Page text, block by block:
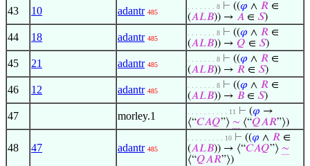
43 10 adantr 485
. . . . . . . 8 ⊢ ((𝜑 ∧ 𝑅 ∈
(𝐴𝐿𝐵)) → 𝐴 ∈ 𝑆)
44 18 adantr 485
. . . . . . . 8 ⊢ ((𝜑 ∧ 𝑅 ∈
(𝐴𝐿𝐵)) → 𝑄 ∈ 𝑆)
45 21 adantr 485
. . . . . . . 8 ⊢ ((𝜑 ∧ 𝑅 ∈
(𝐴𝐿𝐵)) → 𝑅 ∈ 𝑆)
46 12 adantr 485
. . . . . . . 8 ⊢ ((𝜑 ∧ 𝑅 ∈
(𝐴𝐿𝐵)) → 𝐵 ∈ 𝑆)
47 morley.1 . . . . . . . . . . 11 ⊢ (𝜑 →
⟨“𝐶𝐴𝑄”⟩ ∼ ⟨“𝑄𝐴𝑅”⟩)
48 47 adantr 485
. . . . . . . . . 10 ⊢ ((𝜑 ∧ 𝑅 ∈
(𝐴𝐿𝐵)) → ⟨“𝐶𝐴𝑄”⟩ ∼
⟨“𝑄𝐴𝑅”⟩)